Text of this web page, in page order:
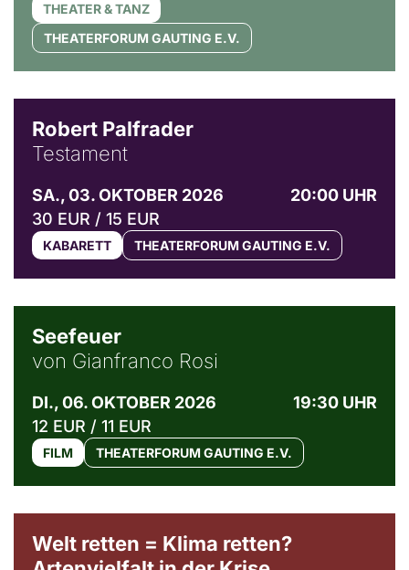
THEATER & TANZ
THEATERFORUM GAUTING E.V.
Robert Palfrader
Testament
SA., 03. OKTOBER 2026
20:00 UHR
30 EUR / 15 EUR
KABARETT THEATERFORUM GAUTING E.V.
Seefeuer
von Gianfranco Rosi
DI., 06. OKTOBER 2026
19:30 UHR
12 EUR / 11 EUR
FILM THEATERFORUM GAUTING E.V.
Welt retten = Klima retten?